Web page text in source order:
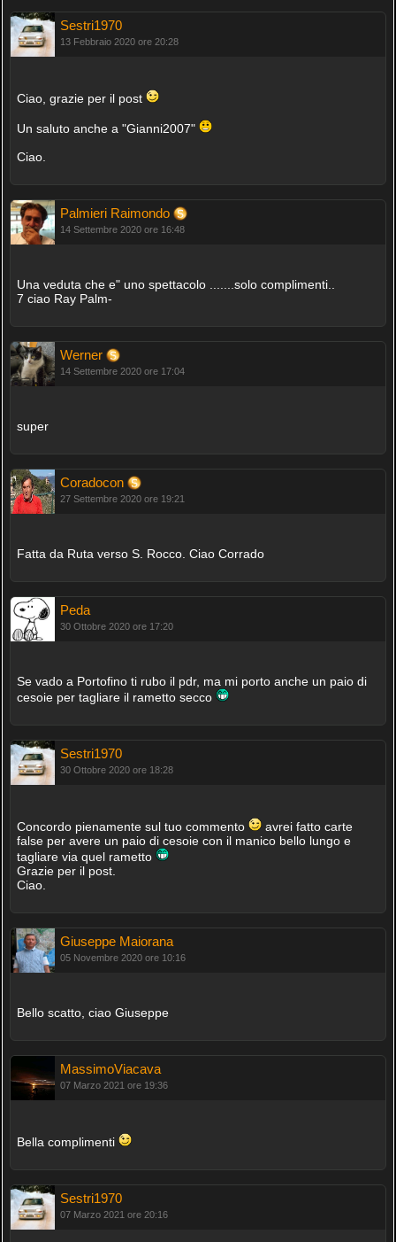
Sestri1970
13 Febbraio 2020 ore 20:28
Ciao, grazie per il post
Un saluto anche a "Gianni2007"
Ciao.
Palmieri Raimondo
14 Settembre 2020 ore 16:48
Una veduta che e" uno spettacolo .......solo complimenti..
7 ciao Ray Palm-
Werner
14 Settembre 2020 ore 17:04
super
Coradocon
27 Settembre 2020 ore 19:21
Fatta da Ruta verso S. Rocco. Ciao Corrado
Peda
30 Ottobre 2020 ore 17:20
Se vado a Portofino ti rubo il pdr, ma mi porto anche un paio di
cesoie per tagliare il rametto secco
Sestri1970
30 Ottobre 2020 ore 18:28
Concordo pienamente sul tuo commento
avrei fatto carte
false per avere un paio di cesoie con il manico bello lungo e
tagliare via quel rametto
Grazie per il post.
Ciao.
Giuseppe Maiorana
05 Novembre 2020 ore 10:16
Bello scatto, ciao Giuseppe
MassimoViacava
07 Marzo 2021 ore 19:36
Bella complimenti
Sestri1970
07 Marzo 2021 ore 20:16